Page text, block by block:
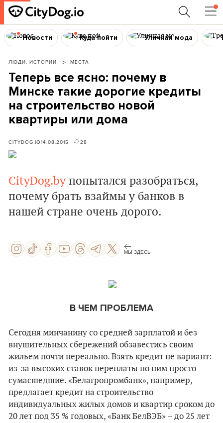
Новости Куда пойти Уличная мода
ЛЮДИ, ИСТОРИИ МЕСТА
Теперь все ясно: почему в
Минске такие дорогие кредиты
на строительство новой
квартиры или дома
CITYDOG.IO14.08.2015 28
CityDog.by попытался разобраться,
почему брать взаймы у банков в
нашей стране очень дорого.
МЫ ЗДЕСЬ
В ЧЕМ ПРОБЛЕМА
Сегодня минчанину со средней зарплатой и без
внушительных сбережений обзавестись своим
жильем почти нереально. Взять кредит не вариант:
из-за высоких ставок переплаты по ним просто
сумасшедшие. «Белагропромбанк», например,
предлагает кредит на строительство
индивидуальных жилых домов и квартир сроком до
20 лет под 35 % годовых, «Банк БелВЭБ» – до 25 лет